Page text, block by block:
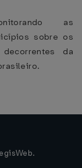
as
sobre os
da